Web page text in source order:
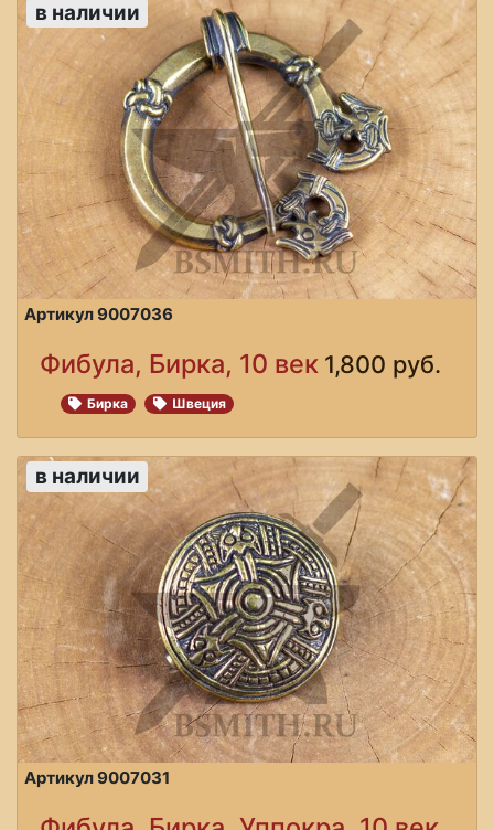
Артикул 9007036
в наличии
Фибула, Бирка, 10 век 1,800 руб.
Бирка Швеция
Артикул 9007031
в наличии